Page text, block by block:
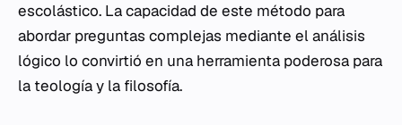
escolástico. La capacidad de este método para
abordar preguntas complejas mediante el análisis
lógico lo convirtió en una herramienta poderosa para
la teología y la filosofía.